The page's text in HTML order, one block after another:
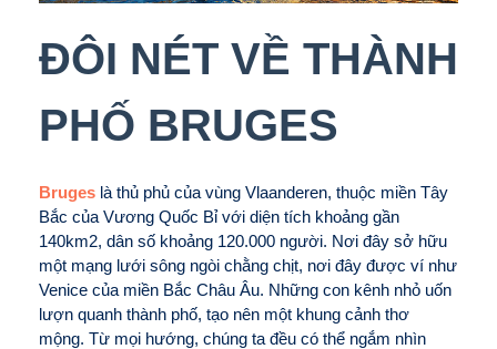
ĐÔI NÉT VỀ THÀNH
PHỐ BRUGES
Bruges là thủ phủ của vùng Vlaanderen, thuộc miền Tây
Bắc của Vương Quốc Bỉ với diện tích khoảng gần
140km2, dân số khoảng 120.000 người. Nơi đây sở hữu
một mạng lưới sông ngòi chằng chịt, nơi đây được ví như
Venice của miền Bắc Châu Âu. Những con kênh nhỏ uốn
lượn quanh thành phố, tạo nên một khung cảnh thơ
mộng. Từ mọi hướng, chúng ta đều có thể ngắm nhìn